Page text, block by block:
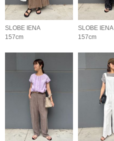
SLOBE IENA
157cm
SLOBE IENA
157cm